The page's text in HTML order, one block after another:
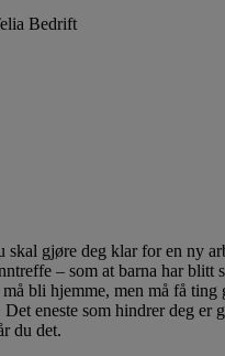
Bedrift
skal gjøre deg klar for en ny
– som at barna har blitt
bli hjemme, men må få ting
eneste som hindrer deg er
du det.